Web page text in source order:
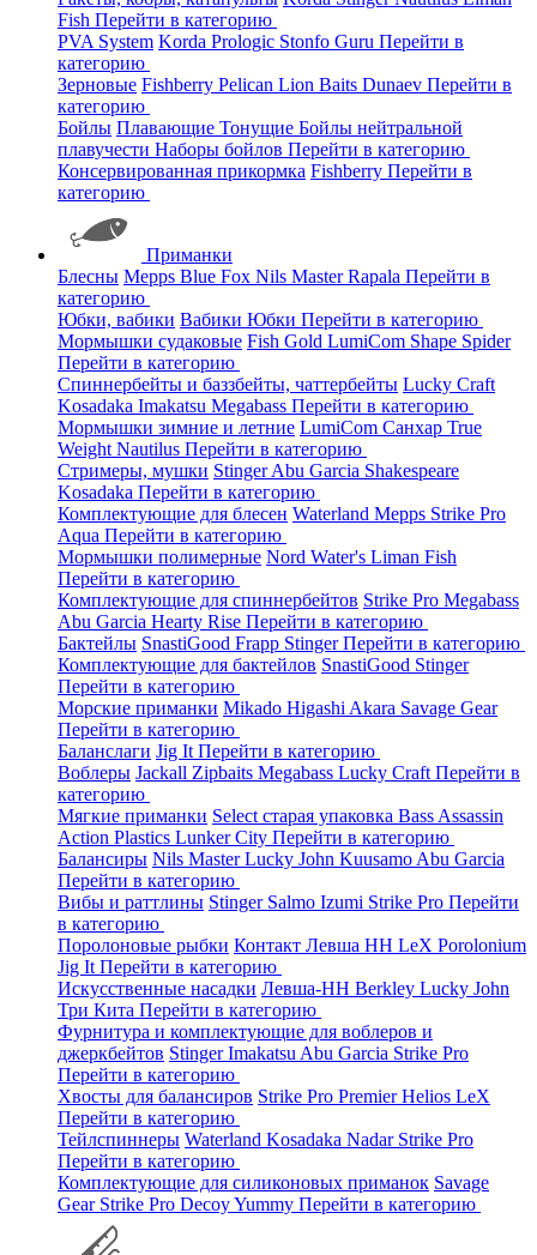
Fish Перейти в категорию
PVA System Korda Prologic Stonfo Guru Перейти в
категорию
Зерновые Fishberry Pelican Lion Baits Dunaev Перейти в
категорию
Бойлы Плавающие Тонущие Бойлы нейтральной
плавучести Наборы бойлов Перейти в категорию
Консервированная прикормка Fishberry Перейти в
категорию
Приманки
Блесны Mepps Blue Fox Nils MasterRapala Перейти в
категорию
Юбки, вабики Вабики Юбки Перейти в категорию
Мормышки судаковые Fish Gold LumiCom Shape Spider
Перейти в категорию
Спиннербейты и баззбейты, чаттербейты Lucky Craft
Kosadaka Imakatsu Megabass Перейти в категорию
Мормышки зимние и летние LumiCom Санхар True
Weight Nautilus Перейти в категорию
Стримеры, мушки StingerAbu Garcia Shakespeare
Kosadaka Перейти в категорию
Комплектующие для блесен Waterland Mepps Strike Pro
Aqua Перейти в категорию
Мормышки полимерные Nord Water's Liman Fish
Перейти в категорию
Комплектующие для спиннербейтов Strike Pro Megabass
Abu Garcia Hearty Rise Перейти в категорию
Бактейлы SnastiGood Frapp StingerПерейти в категорию
Комплектующие для бактейлов SnastiGood Stinger
Перейти в категорию
Морские приманки Mikado Higashi Akara Savage Gear
Перейти в категорию
Баланслаги Jig It Перейти в категорию
Воблеры Jackall Zipbaits Megabass Lucky Craft Перейти в
категорию
Мягкие приманки Select старая упаковка Bass Assassin
Action Plastics Lunker City Перейти в категорию
Балансиры Nils MasterLucky John Kuusamo Abu Garcia
Перейти в категорию
Вибы и раттлины Stinger Salmo Izumi Strike Pro Перейти
в категорию
Поролоновые рыбки Контакт Левша НН LeX Porolonium
Jig It Перейти в категорию
Искусственные насадки Левша-НН Berkley Lucky John
Три Кита Перейти в категорию
Фурнитура и комплектующие для воблеров и
джеркбейтов StingerImakatsu Abu Garcia Strike Pro
Перейти в категорию
Хвосты для балансиров Strike Pro PremierHelios LeX
Перейти в категорию
Тейлспиннеры Waterland Kosadaka Nadar Strike Pro
Перейти в категорию
Комплектующие для силиконовых приманок Savage
Gear Strike Pro DecoyYummy Перейти в категорию